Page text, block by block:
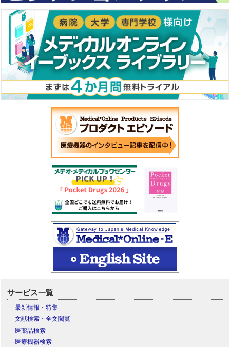
サービス一覧
最新情報・特集
文献検索・全文閲覧
医薬品検索
医療機器検索